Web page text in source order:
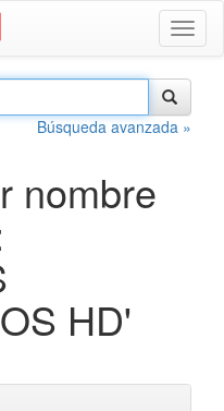
Búsqueda avanzada »
nombre
HD'